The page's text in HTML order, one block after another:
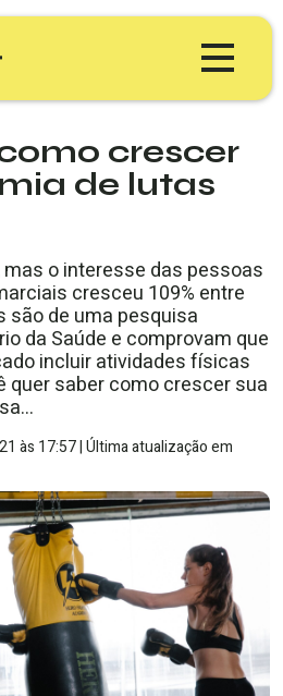
Tecnofit Gym
Studio
Tecnofit Pro
Preços
Educação
Tecnofit
Gratuitos
Conta
GRÁTIS
crescer
de lutas
o interesse das pessoas
cresceu 109% entre
são de uma pesquisa
da Saúde e comprovam que
incluir atividades físicas
quer saber como crescer sua
às 17:57 |Última atualização em